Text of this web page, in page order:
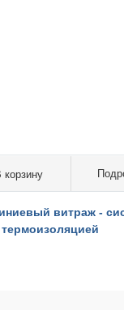
15 000 руб. за кв.м.
корзину
витраж -
термоизоляцией